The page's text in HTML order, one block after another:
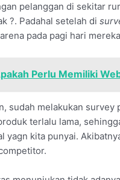
pelanggan di sekitar
?. Padahal setelah di
pada pagi hari
Perlu Memiliki
sudah melakukan survey
terlalu lama,
yagn kita punyai.